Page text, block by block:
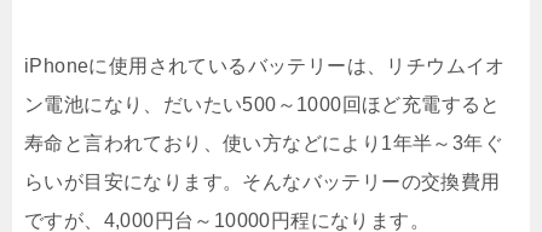
iPhoneに使用されているバッテリーは、リチウムイオ
ン電池になり、だいたい500～1000回ほど充電すると
寿命と言われており、使い方などにより1年半～3年ぐ
らいが目安になります。そんなバッテリーの交換費用
ですが、4,000円台～10000円程になります。